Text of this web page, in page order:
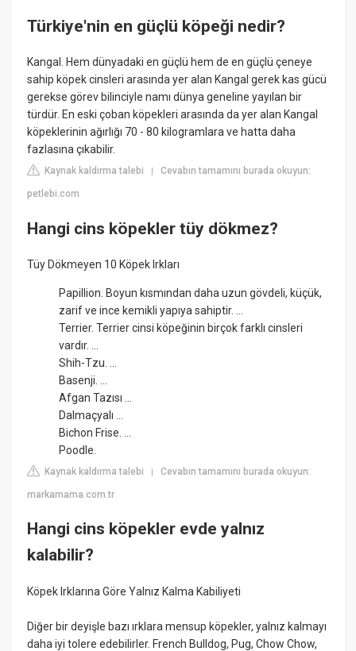
Türkiye'nin en güçlü köpeği nedir?
Kangal. Hem dünyadaki en güçlü hem de en güçlü çeneye
sahip köpek cinsleri arasında yer alan Kangal gerek kas gücü
gerekse görev bilinciyle namı dünya geneline yayılan bir
türdür. En eski çoban köpekleri arasında da yer alan Kangal
köpeklerinin ağırlığı 70 - 80 kilogramlara ve hatta daha
fazlasına çıkabilir.
Kaynak kaldırma talebi |Cevabın tamamını burada okuyun:
petlebi.com
Hangi cins köpekler tüy dökmez?
Tüy Dökmeyen 10 Köpek Irkları
Papillion. Boyun kısmından daha uzun gövdeli, küçük,
zarif ve ince kemikli yapıya sahiptir. ...
Terrier. Terrier cinsi köpeğinin birçok farklı cinsleri
vardır. ...
Shih-Tzu. ...
Basenji. ...
Afgan Tazısı ...
Dalmaçyalı ...
Bichon Frise. ...
Poodle.
Kaynak kaldırma talebi |Cevabın tamamını burada okuyun:
markamama.com.tr
Hangi cins köpekler evde yalnız
kalabilir?
Köpek Irklarına Göre Yalnız Kalma Kabiliyeti
Diğer bir deyişle bazı ırklara mensup köpekler, yalnız kalmayı
daha iyi tolere edebilirler. French Bulldog, Pug, Chow Chow,